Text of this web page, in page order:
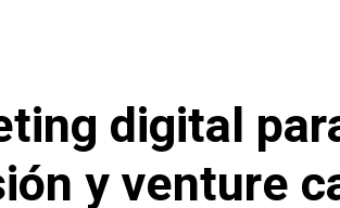
digital
y venture